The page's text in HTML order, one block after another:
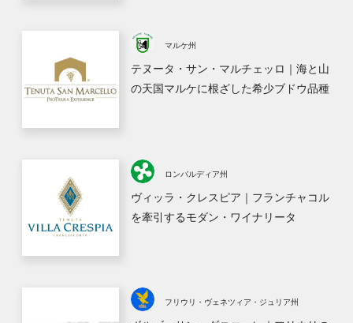
マルケ州
テヌータ・サン・マルチェッロ｜海と山
の天国マルケに根ざした希少ブドウ品種
ロンバルディア州
ヴィッラ・クレスピア｜フランチャコル
を牽引するモダン・ワイナリータ
フリウリ・ヴェネツィア・ジュリア州